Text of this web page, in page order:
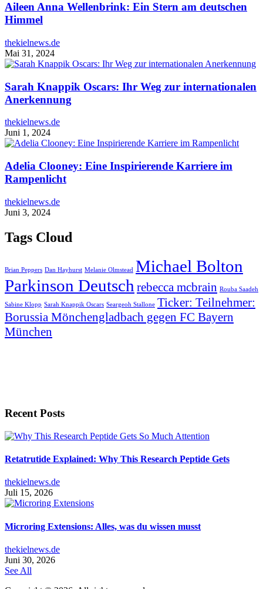
Aileen Anna Wellenbrink: Ein Stern am deutschen
Himmel
thekielnews.de
Mai 31, 2024
Sarah Knappik Oscars: Ihr Weg zur internationalen
Anerkennung
thekielnews.de
Juni 1, 2024
Adelia Clooney: Eine Inspirierende Karriere im
Rampenlicht
thekielnews.de
Juni 3, 2024
Tags Cloud
Brian Peppers Dan Hayhurst Melanie Olmstead Michael Bolton
Parkinson Deutsch rebecca mcbrain Rouba Saadeh
Sabine Klopp Sarah Knappik Oscars Seargeoh Stallone Ticker: Teilnehmer:
Borussia Mönchengladbach gegen FC Bayern
München
Recent Posts
Retatrutide Explained: Why This Research Peptide Gets
thekielnews.de
Juli 15, 2026
Microring Extensions: Alles, was du wissen musst
thekielnews.de
Juni 30, 2026
See All